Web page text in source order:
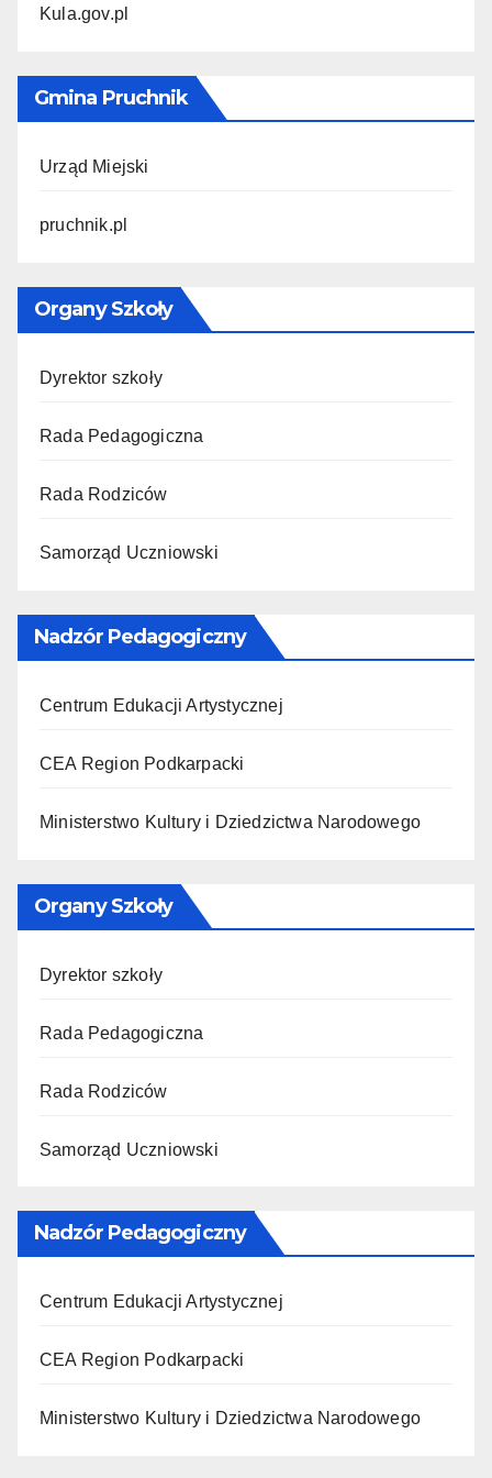
Kula.gov.pl
Gmina Pruchnik
Urząd Miejski
pruchnik.pl
Organy Szkoły
Dyrektor szkoły
Rada Pedagogiczna
Rada Rodziców
Samorząd Uczniowski
Nadzór Pedagogiczny
Centrum Edukacji Artystycznej
CEA Region Podkarpacki
Ministerstwo Kultury i Dziedzictwa Narodowego
Organy Szkoły
Dyrektor szkoły
Rada Pedagogiczna
Rada Rodziców
Samorząd Uczniowski
Nadzór Pedagogiczny
Centrum Edukacji Artystycznej
CEA Region Podkarpacki
Ministerstwo Kultury i Dziedzictwa Narodowego